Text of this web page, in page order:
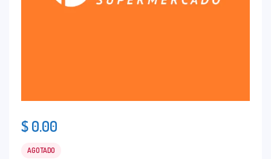
$0.00
AGOTADO